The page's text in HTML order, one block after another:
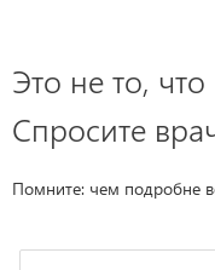
Это не то,
Спросите
Помните: чем подробне